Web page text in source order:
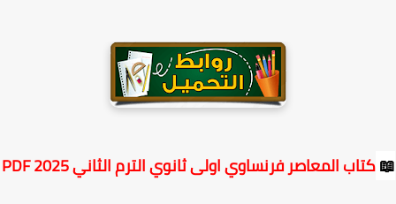
كتاب المعاصر فرنساوي اولى ثانوي الترم الثاني PDF 2025